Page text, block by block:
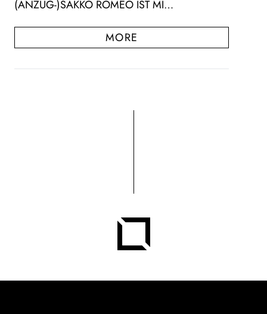
(ANZUG-)SAKKO ROMEO IST MI…
MORE